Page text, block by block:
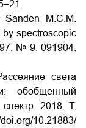
M.C.M.
spectroscopic
№ 9. 091904.
света
обобщенный
2018. Т.
10.21883/